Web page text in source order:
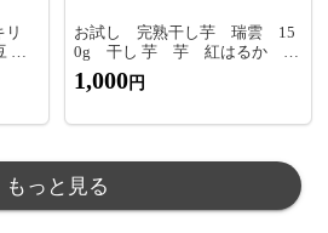
リ
人
み
て
お試し 完熟干し芋 瑞雲 15
0g 干し 芋 芋 紅はるか お
やつ
1,000円
もっと見る